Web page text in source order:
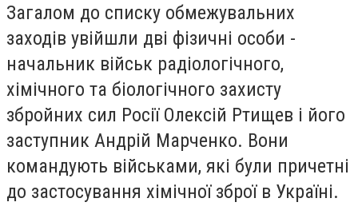
Загалом до списку обмежувальних
заходів увійшли дві фізичні особи -
начальник військ радіологічного,
хімічного та біологічного захисту
збройних сил Росії Олексій Ртищев і його
заступник Андрій Марченко. Вони
командують військами, які були причетні
до застосування хімічної зброї в Україні.